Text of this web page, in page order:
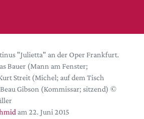
"Julietta" an der Oper Frankfurt.
Bauer (Mann am Fenster;
Streit (Michel; auf dem Tisch
Gibson (Kommissar; sitzend) ©
am 22. Juni 2015